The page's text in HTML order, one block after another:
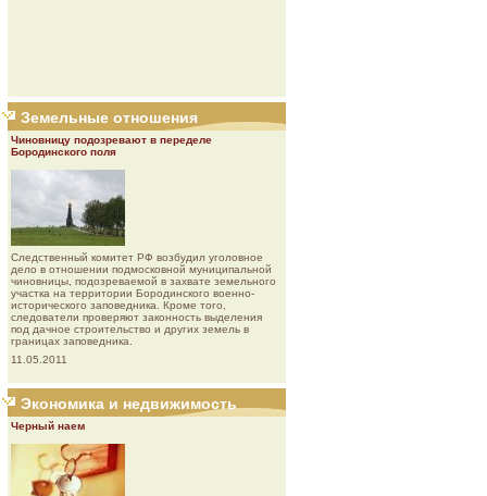
Земельные отношения
Чиновницу подозревают в переделе
Бородинского поля
Следственный комитет РФ возбудил уголовное
дело в отношении подмосковной муниципальной
чиновницы, подозреваемой в захвате земельного
участка на территории Бородинского военно-
исторического заповедника. Кроме того,
следователи проверяют законность выделения
под дачное строительство и других земель в
границах заповедника.
11.05.2011
Экономика и недвижимость
Черный наем